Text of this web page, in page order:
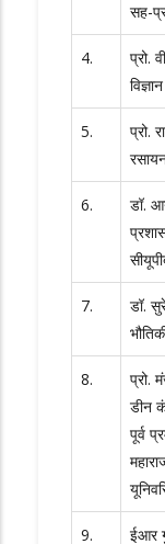
सह-
4.
प्रो.
5.
प्रो.
6.
डॉ.
7.
डॉ.
8.
प्रो.
डीन
पूर्व
9.
ईआर